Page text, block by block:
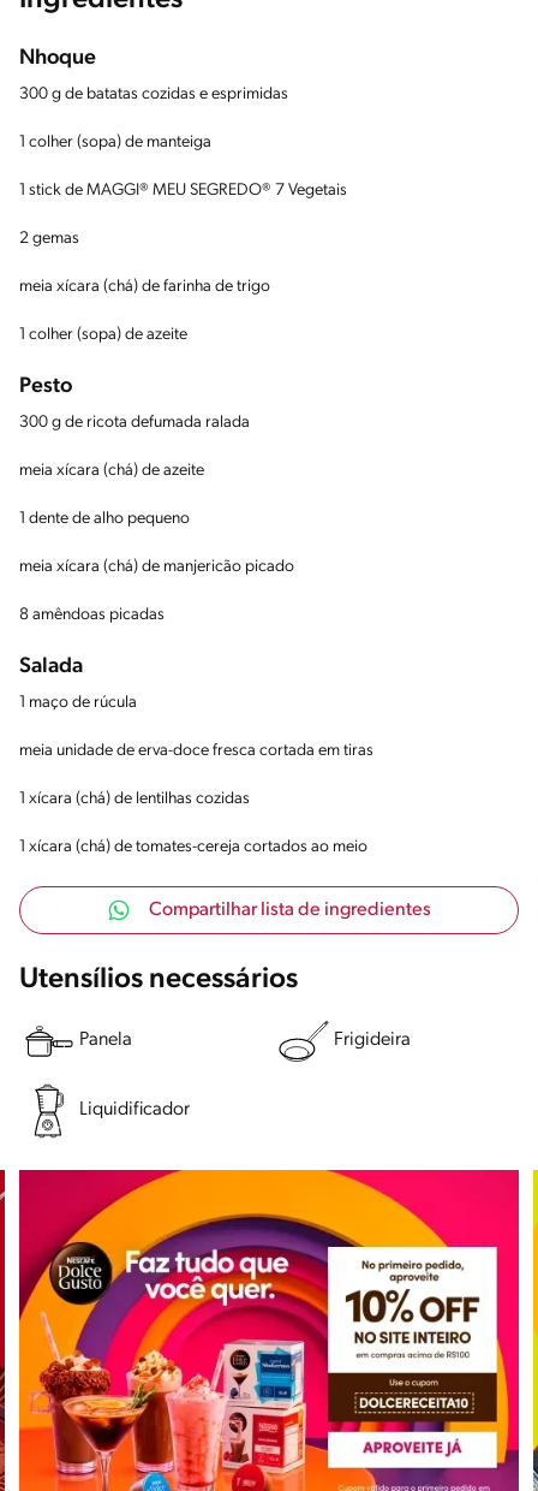
Nhoque
300 g de batatas cozidas e esprimidas
1 colher (sopa) de manteiga
1 stick de MAGGI® MEU SEGREDO® 7 Vegetais
2 gemas
meia xícara (chá) de farinha de trigo
1 colher (sopa) de azeite
Pesto
300 g de ricota defumada ralada
meia xícara (chá) de azeite
1 dente de alho pequeno
meia xícara (chá) de manjericão picado
8 amêndoas picadas
Salada
1 maço de rúcula
meia unidade de erva-doce fresca cortada em tiras
1 xícara (chá) de lentilhas cozidas
1 xícara (chá) de tomates-cereja cortados ao meio
Compartilhar lista de ingredientes
Utensílios necessários
Panela Frigideira
Liquidificador